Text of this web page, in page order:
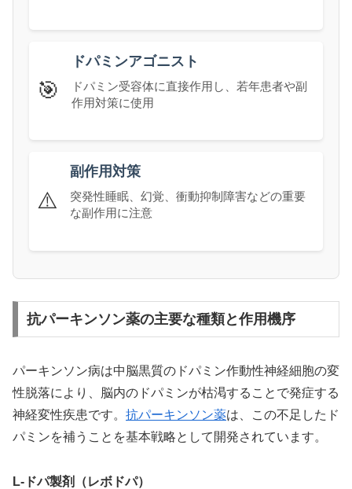
🎯
ドパミンアゴニスト
ドパミン受容体に直接作用し、若年患者や副
作用対策に使用
⚠️
副作用対策
突発性睡眠、幻覚、衝動抑制障害などの重要
な副作用に注意
抗パーキンソン薬の主要な種類と作用機序
パーキンソン病は中脳黒質のドパミン作動性神経細胞の変
性脱落により、脳内のドパミンが枯渇することで発症する
神経変性疾患です。 抗パーキンソン薬は、この不足したド
パミンを補うことを基本戦略として開発されています。
L-ドパ製剤（レボドパ）